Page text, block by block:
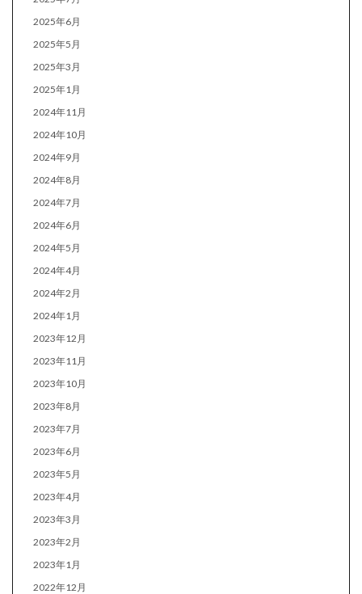
2025年6月
2025年5月
2025年3月
2025年1月
2024年11月
2024年10月
2024年9月
2024年8月
2024年7月
2024年6月
2024年5月
2024年4月
2024年2月
2024年1月
2023年12月
2023年11月
2023年10月
2023年8月
2023年7月
2023年6月
2023年5月
2023年4月
2023年3月
2023年2月
2023年1月
2022年12月